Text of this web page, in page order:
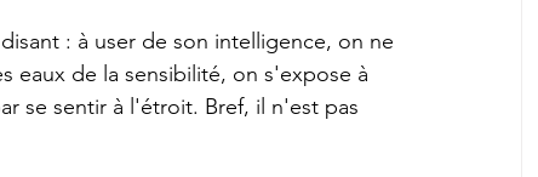
eaux de la sensibilité, on s'expose à
se sentir à l'étroit. Bref, il n'est pas